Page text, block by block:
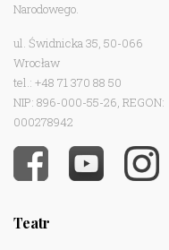
Narodowego.
ul. Świdnicka 35, 50-066
Wrocław
tel.: +48 71 370 88 50
NIP: 896-000-55-26, REGON:
000278942
Teatr